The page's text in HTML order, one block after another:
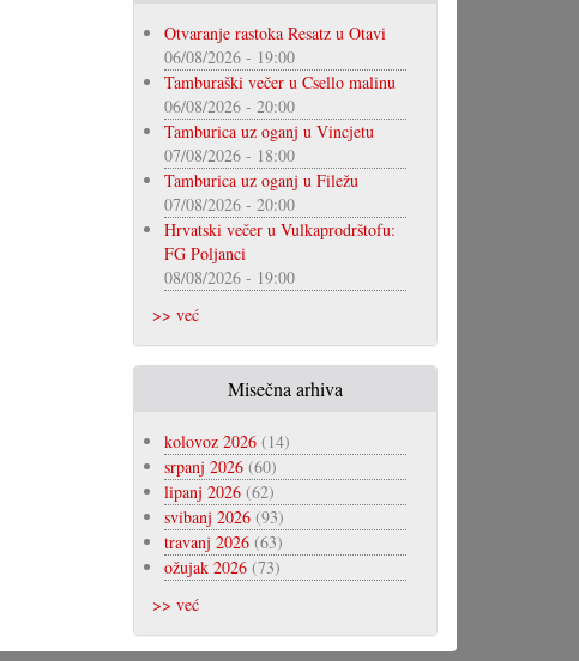
Otvaranje rastoka Resatz u Otavi
06/08/2026 - 19:00
Tamburaški večer u Csello malinu
06/08/2026 - 20:00
Tamburica uz oganj u Vincjetu
07/08/2026 - 18:00
Tamburica uz oganj u Filežu
07/08/2026 - 20:00
Hrvatski večer u Vulkaprodrštofu:
FG Poljanci
08/08/2026 - 19:00
>> već
Misečna arhiva
kolovoz 2026(14)
srpanj 2026(60)
lipanj 2026(62)
svibanj 2026(93)
travanj 2026(63)
ožujak 2026(73)
>> već